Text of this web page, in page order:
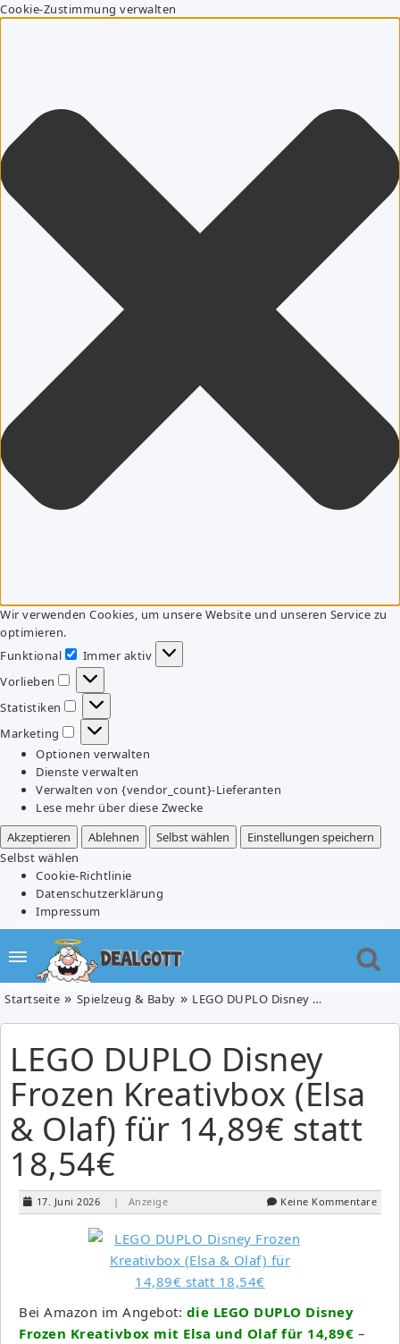
Cookie-Zustimmung verwalten
Wir verwenden Cookies, um unsere Website und unseren Service zu
optimieren.
Funktional
Funktional
Immer aktiv
Vorlieben
Vorlieben
Statistiken
Statistiken
Marketing
Marketing
Optionen verwalten
Dienste verwalten
Verwalten von {vendor_count}-Lieferanten
Lese mehr über diese Zwecke
Akzeptieren
Ablehnen Selbst wählen
Einstellungen speichern
Selbst wählen
Cookie-Richtlinie
Datenschutzerklärung
Impressum
Startseite Spielzeug & Baby LEGO DUPLO Disney Frozen Kreativbox (Elsa & Olaf) für 14,89€ statt 18,54€
LEGO DUPLO Disney
Frozen Kreativbox (Elsa
& Olaf) für 14,89€ statt
18,54€
17. Juni 2026 | Anzeige Keine Kommentare
Bei Amazon im Angebot: die LEGO DUPLO Disney
Frozen Kreativbox mit Elsa und Olaf für 14,89€ –